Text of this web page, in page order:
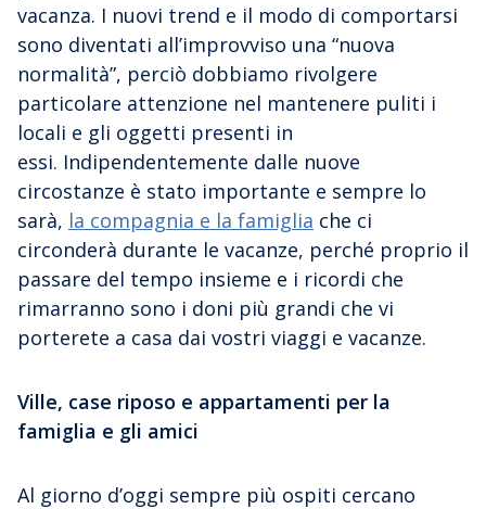
vacanza. I nuovi trend e il modo di comportarsi
sono diventati all’improvviso una “nuova
normalità”, perciò dobbiamo rivolgere
particolare attenzione nel mantenere puliti i
locali e gli oggetti presenti in
essi. Indipendentemente dalle nuove
circostanze è stato importante e sempre lo
sarà, la compagnia e la famiglia che ci
circonderà durante le vacanze, perché proprio il
passare del tempo insieme e i ricordi che
rimarranno sono i doni più grandi che vi
porterete a casa dai vostri viaggi e vacanze.
Ville, case riposo e appartamenti per la
famiglia e gli amici
Al giorno d’oggi sempre più ospiti cercano